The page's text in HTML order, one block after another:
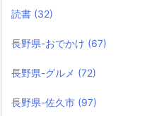
読書 (32)
長野県-おでかけ (67)
長野県-グルメ (72)
長野県-佐久市 (97)